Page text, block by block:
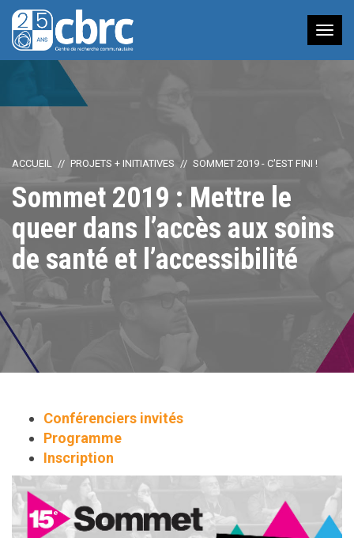
à
ACCUEIL PROJETS + INITIATIVES SOMMET 2019 - C'EST FINI !
Sommet 2019 : Mettre le
queer dans l’accès aux soins
de santé et l’accessibilité
Conférenciers invités
Programme
Inscription